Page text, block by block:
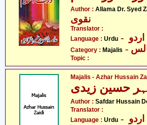
Author : Allama Dr. Syed
نقوی
Translator :
Language : Urdu
Category : Majalis
Topic :
Majalis - Azhar Hussain
Author : Safdar Hussain
Translator :
Language : Urdu